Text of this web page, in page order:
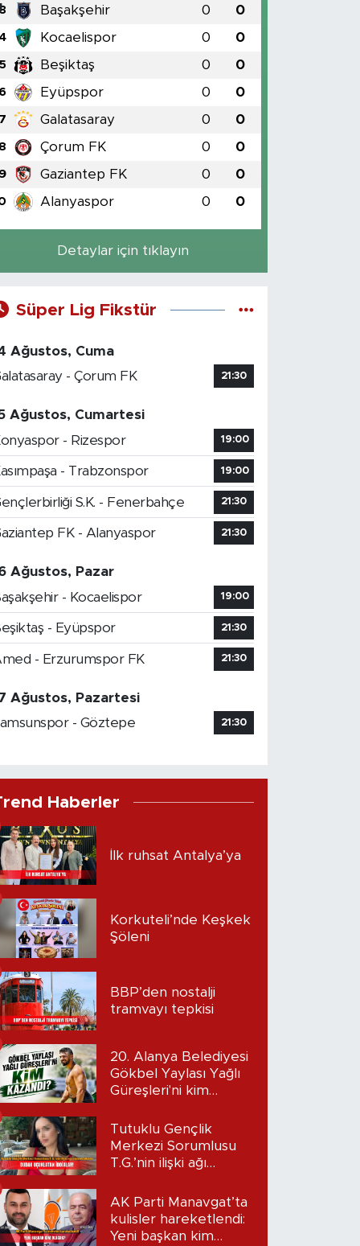
3 Başakşehir 0 0
Kocaelispor 0 0
5 Beşiktaş 0 0
6 Eyüpspor 0 0
7 Galatasaray 0 0
8 Çorum FK 0 0
9 Gaziantep FK 0 0
Alanyaspor 0 0
Detaylar için tıklayın
Süper Lig Fikstür
Ağustos, Cuma
- Çorum FK
21:30
Ağustos, Cumartesi
- Rizespor
19:00
- Trabzonspor 19:00
S.K. - Fenerbahçe 21:30
FK - Alanyaspor 21:30
Ağustos, Pazar
- Kocaelispor
19:00
- Eyüpspor 21:30
- Erzurumspor FK 21:30
Ağustos, Pazartesi
- Göztepe
21:30
Haberler
İlk ruhsat Antalya’ya
Korkuteli’nde Keşkek
Şöleni
BBP’den nostalji
tramvayı tepkisi
20. Alanya Belediyesi
Gökbel Yaylası Yağlı
Güreşleri'ni kim
Tutuklu Gençlik
Merkezi Sorumlusu
T.G.’nin ilişki ağı
Dudak uçuklatan
iddialar!
AK Parti Manavgat’ta
kulisler hareketlendi:
Yeni başkan kim